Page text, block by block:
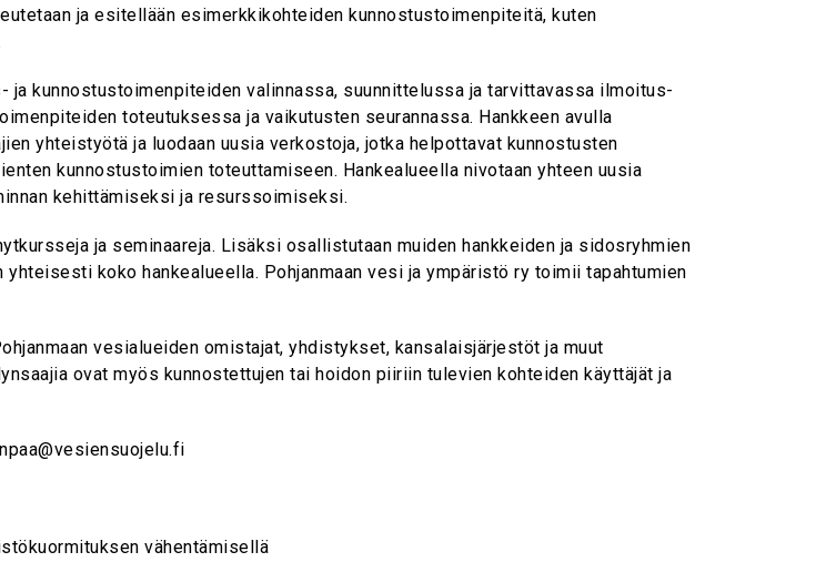
ja esitellään esimerkkikohteiden kunnostustoimenpiteitä, kuten
ja kunnostustoimenpiteiden valinnassa, suunnittelussa ja tarvittavassa ilmoitus-
toteutuksessa ja vaikutusten seurannassa. Hankkeen avulla
yhteistyötä ja luodaan uusia verkostoja, jotka helpottavat kunnostusten
kunnostustoimien toteuttamiseen. Hankealueella nivotaan yhteen uusia
kehittämiseksi ja resurssoimiseksi.
ja seminaareja. Lisäksi osallistutaan muiden hankkeiden ja sidosryhmien
koko hankealueella. Pohjanmaan vesi ja ympäristö ry toimii tapahtumien
vesialueiden omistajat, yhdistykset, kansalaisjärjestöt ja muut
ovat myös kunnostettujen tai hoidon piiriin tulevien kohteiden käyttäjät ja
vähentämisellä